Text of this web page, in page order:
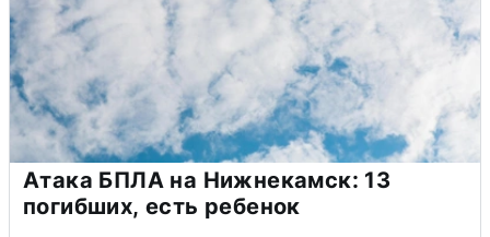
Атака БПЛА на Нижнекамск: 13
погибших, есть ребенок